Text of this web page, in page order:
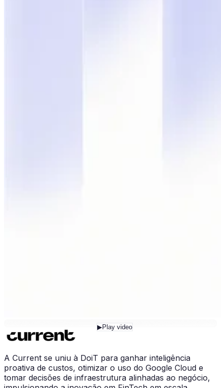
▶Play video
A Current se uniu à DoiT para ganhar inteligência
proativa de custos, otimizar o uso do Google Cloud e
tomar decisões de infraestrutura alinhadas ao negócio,